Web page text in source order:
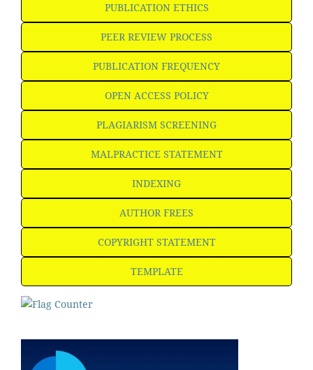
PUBLICATION ETHICS
PEER REVIEW PROCESS
PUBLICATION FREQUENCY
OPEN ACCESS POLICY
PLAGIARISM SCREENING
MALPRACTICE STATEMENT
INDEXING
AUTHOR FREES
COPYRIGHT STATEMENT
TEMPLATE